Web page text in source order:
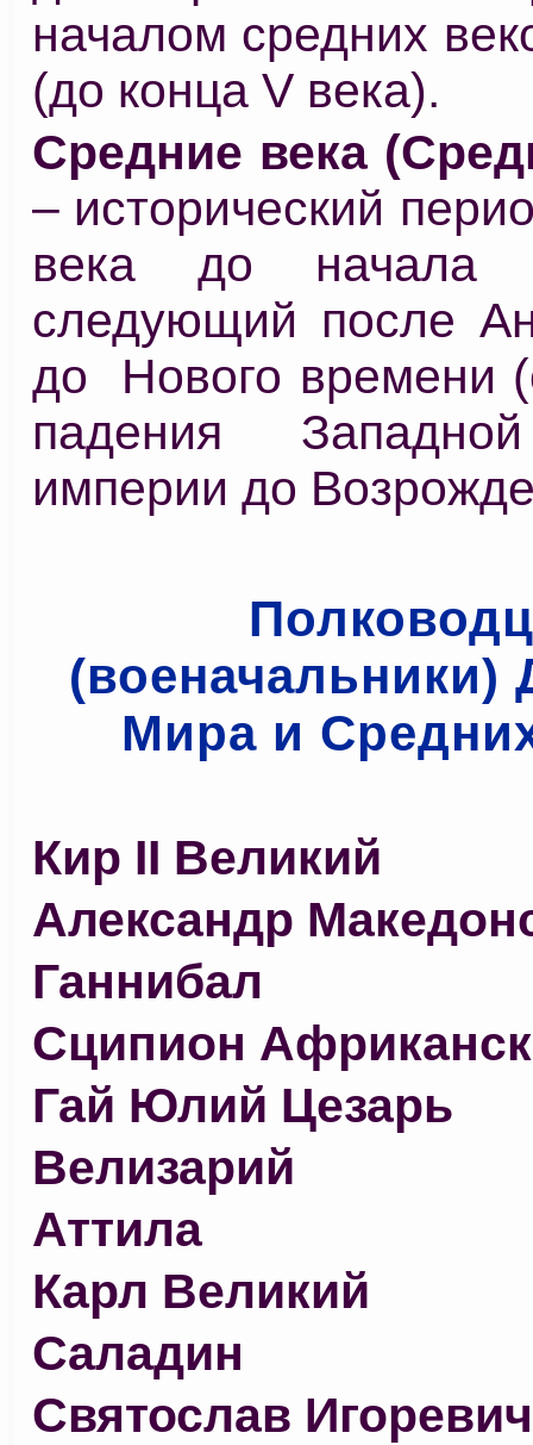
началом средних
(до конца V века).
Средние века
– исторический
века до начала
следующий после
до Нового времени
падения
империи до
(военачальники)
Мира и
Кир II Великий
Александр
Ганнибал
Сципион
Гай Юлий Цезарь
Велизарий
Аттила
Карл Великий
Саладин
Святослав Игоревич